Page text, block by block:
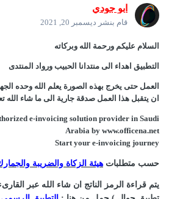
ابو جودي
قام بنشر ديسمبر 20, 2021
السلام عليكم ورحمة الله وبركاته
التطبيق اهداء الى منتدانا الحبيب ورواد المنتدى
العمل حتى يخرج بهذه الصورة يعلم الله وحده
ان يتقبل هذا العمل صدقة جارية الى ما شاء الله
e-invoicing solution provider in Saudi
Arabia by www.officena.net
Start your e-invoicing journey
حسب متطلبات هيئة الزكاة والضريبة
يتم قراءة الرمز الناتج ان شاء الله عبر